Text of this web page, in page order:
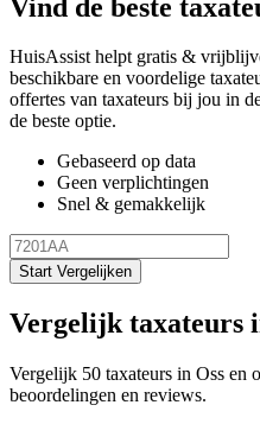
Vind de beste
HuisAssist helpt gratis &
beschikbare en voordelige
offertes van taxateurs bij jou in
de beste optie.
Gebaseerd op data
Geen verplichtingen
Snel & gemakkelijk
Start Vergelijken
Vergelijk taxateurs
Vergelijk 50 taxateurs in Oss en
beoordelingen en reviews.